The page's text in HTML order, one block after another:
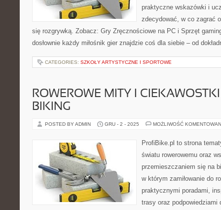
praktyczne wskazówki i
zdecydować, w co zagrać
się rozgrywką. Zobacz: Gry Zręcznościowe na PC i Sprzęt
dosłownie każdy miłośnik gier znajdzie coś dla siebie – od
CATEGORIES: SZKOŁY ARTYSTYCZNE I SPORTOWE
ROWEROWE MITY I
BIKING
POSTED BY ADMIN GRU - 2 - 2025 MOŻLIWOŚĆ
ProfiBike.pl to strona
światu rowerowemu oraz
przemieszczaniem się na
w którym zamiłowanie do
praktycznymi poradami,
trasy oraz podpowiedziami